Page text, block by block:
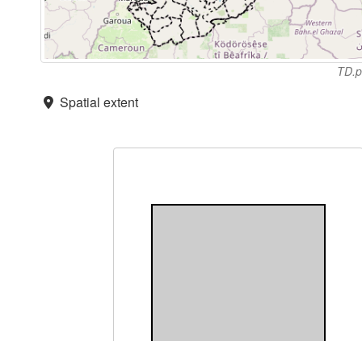
Spatial extent